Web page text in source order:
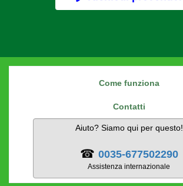
Come funziona
Contatti
Aiuto? Siamo qui per questo!
☎ 0035-677502290
Assistenza internazionale